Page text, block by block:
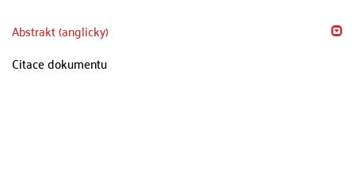
Abstrakt (anglicky)
Citace dokumentu